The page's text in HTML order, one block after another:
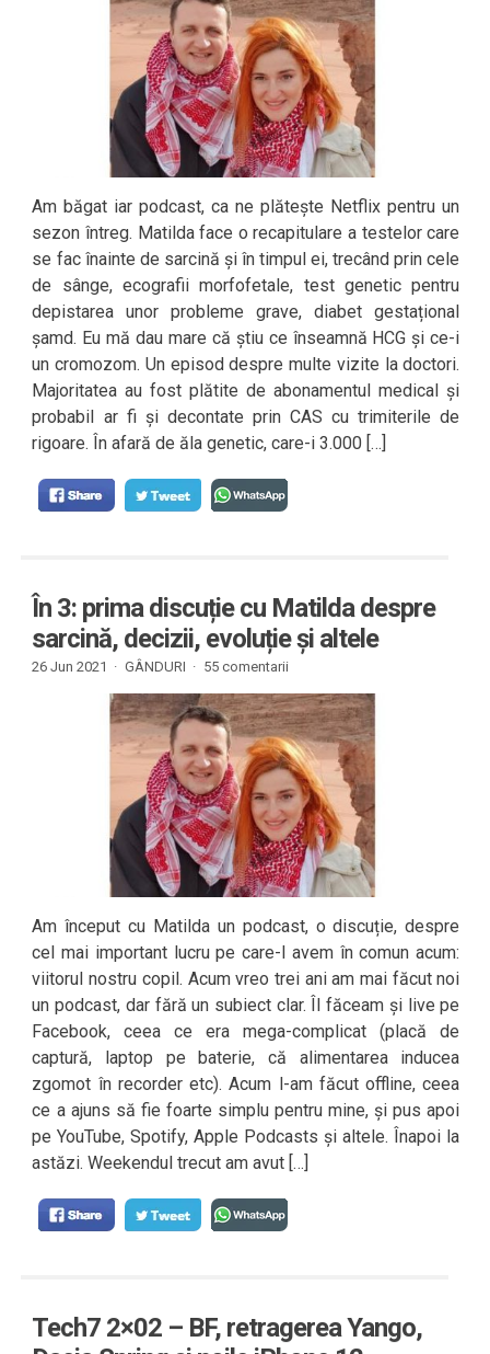
Am băgat iar podcast, ca ne plătește Netflix pentru un
sezon întreg. Matilda face o recapitulare a testelor care
se fac înainte de sarcină și în timpul ei, trecând prin cele
de sânge, ecografii morfofetale, test genetic pentru
depistarea unor probleme grave, diabet gestațional
șamd. Eu mă dau mare că știu ce înseamnă HCG și ce-i
un cromozom. Un episod despre multe vizite la doctori.
Majoritatea au fost plătite de abonamentul medical și
probabil ar fi și decontate prin CAS cu trimiterile de
rigoare. În afară de ăla genetic, care-i 3.000 […]
În 3: prima discuție cu Matilda despre
sarcină, decizii, evoluție și altele
26 Jun 2021 · GÂNDURI · 55 comentarii
Am început cu Matilda un podcast, o discuție, despre
cel mai important lucru pe care-l avem în comun acum:
viitorul nostru copil. Acum vreo trei ani am mai făcut noi
un podcast, dar fără un subiect clar. Îl făceam și live pe
Facebook, ceea ce era mega-complicat (placă de
captură, laptop pe baterie, că alimentarea inducea
zgomot în recorder etc). Acum l-am făcut offline, ceea
ce a ajuns să fie foarte simplu pentru mine, și pus apoi
pe YouTube, Spotify, Apple Podcasts și altele. Înapoi la
astăzi. Weekendul trecut am avut […]
Tech7 2×02 – BF, retragerea Yango,